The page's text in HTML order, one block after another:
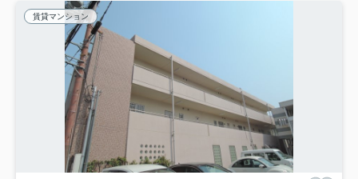
賃貸マンション